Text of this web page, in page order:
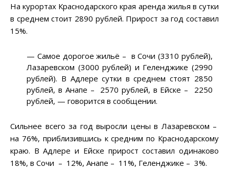
На курортах Краснодарского края аренда жилья в сутки
в среднем стоит 2890 рублей. Прирост за год составил
15%.
— Самое дорогое жильё – в Сочи (3310 рублей),
Лазаревском (3000 рублей) и Геленджике (2990
рублей). В Адлере сутки в среднем стоят 2850
рублей, в Анапе – 2570 рублей, в Ейске – 2250
рублей, — говорится в сообщении.
Сильнее всего за год выросли цены в Лазаревском –
на 76%, приблизившись к средним по Краснодарскому
краю. В Адлере и Ейске прирост составил одинаково
18%, в Сочи – 12%, Анапе – 11%, Геленджике – 3%.